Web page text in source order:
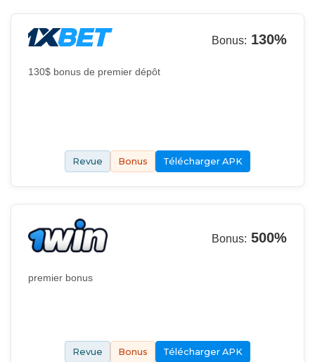
Bonus: 130%
130$ bonus de premier dépôt
Revue Bonus Télécharger APK
Bonus: 500%
premier bonus
Revue Bonus Télécharger APK